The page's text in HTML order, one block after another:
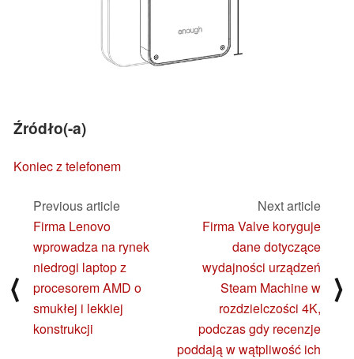
Źródło(-a)
Koniec z telefonem
⟨
Previous article
Firma Lenovo
wprowadza na rynek
niedrogi laptop z
procesorem AMD o
smukłej i lekkiej
konstrukcji
Next article
Firma Valve koryguje
dane dotyczące
wydajności urządzeń
Steam Machine w
rozdzielczości 4K,
podczas gdy recenzje
poddają w wątpliwość ich
⟩